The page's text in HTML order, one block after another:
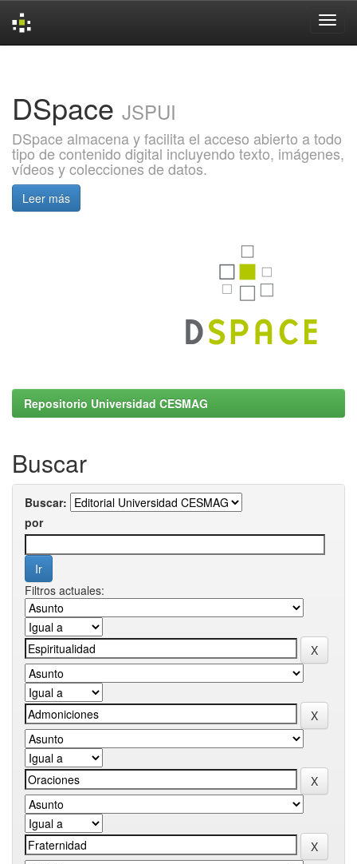
DSpace JSPUI
DSpace almacena y facilita el acceso abierto a todo
tipo de contenido digital incluyendo texto, imágenes,
vídeos y colecciones de datos.
Leer más
Repositorio Universidad CESMAG
Buscar
Buscar:
por
Filtros actuales: